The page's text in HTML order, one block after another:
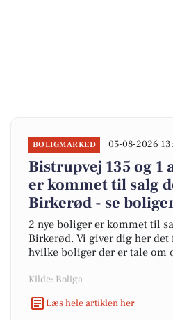
BOLIGMARKED 05-08-2026
Bistrupvej 135 og 1
er kommet til salg
Birkerød - se
2 nye boliger er kommet til
Birkerød. Vi giver dig her
hvilke boliger der er tale om
Kilde: Boliga
Læs hele artiklen her